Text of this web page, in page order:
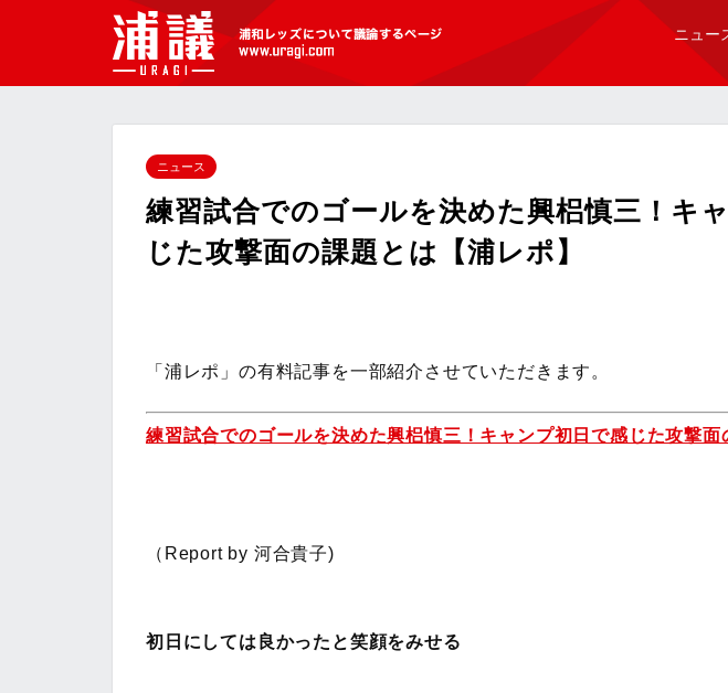
[浦議]浦和レッズについて議論するペ
ニュー
ニュース
練習試合でのゴールを決めた興梠慎三！キ
じた攻撃面の課題とは【浦レポ】
「浦レポ」の有料記事を一部紹介させていただきます。
練習試合でのゴールを決めた興梠慎三！キャンプ初日で感じた攻撃面
（Report by 河合貴子)
初日にしては良かったと笑顔をみせる